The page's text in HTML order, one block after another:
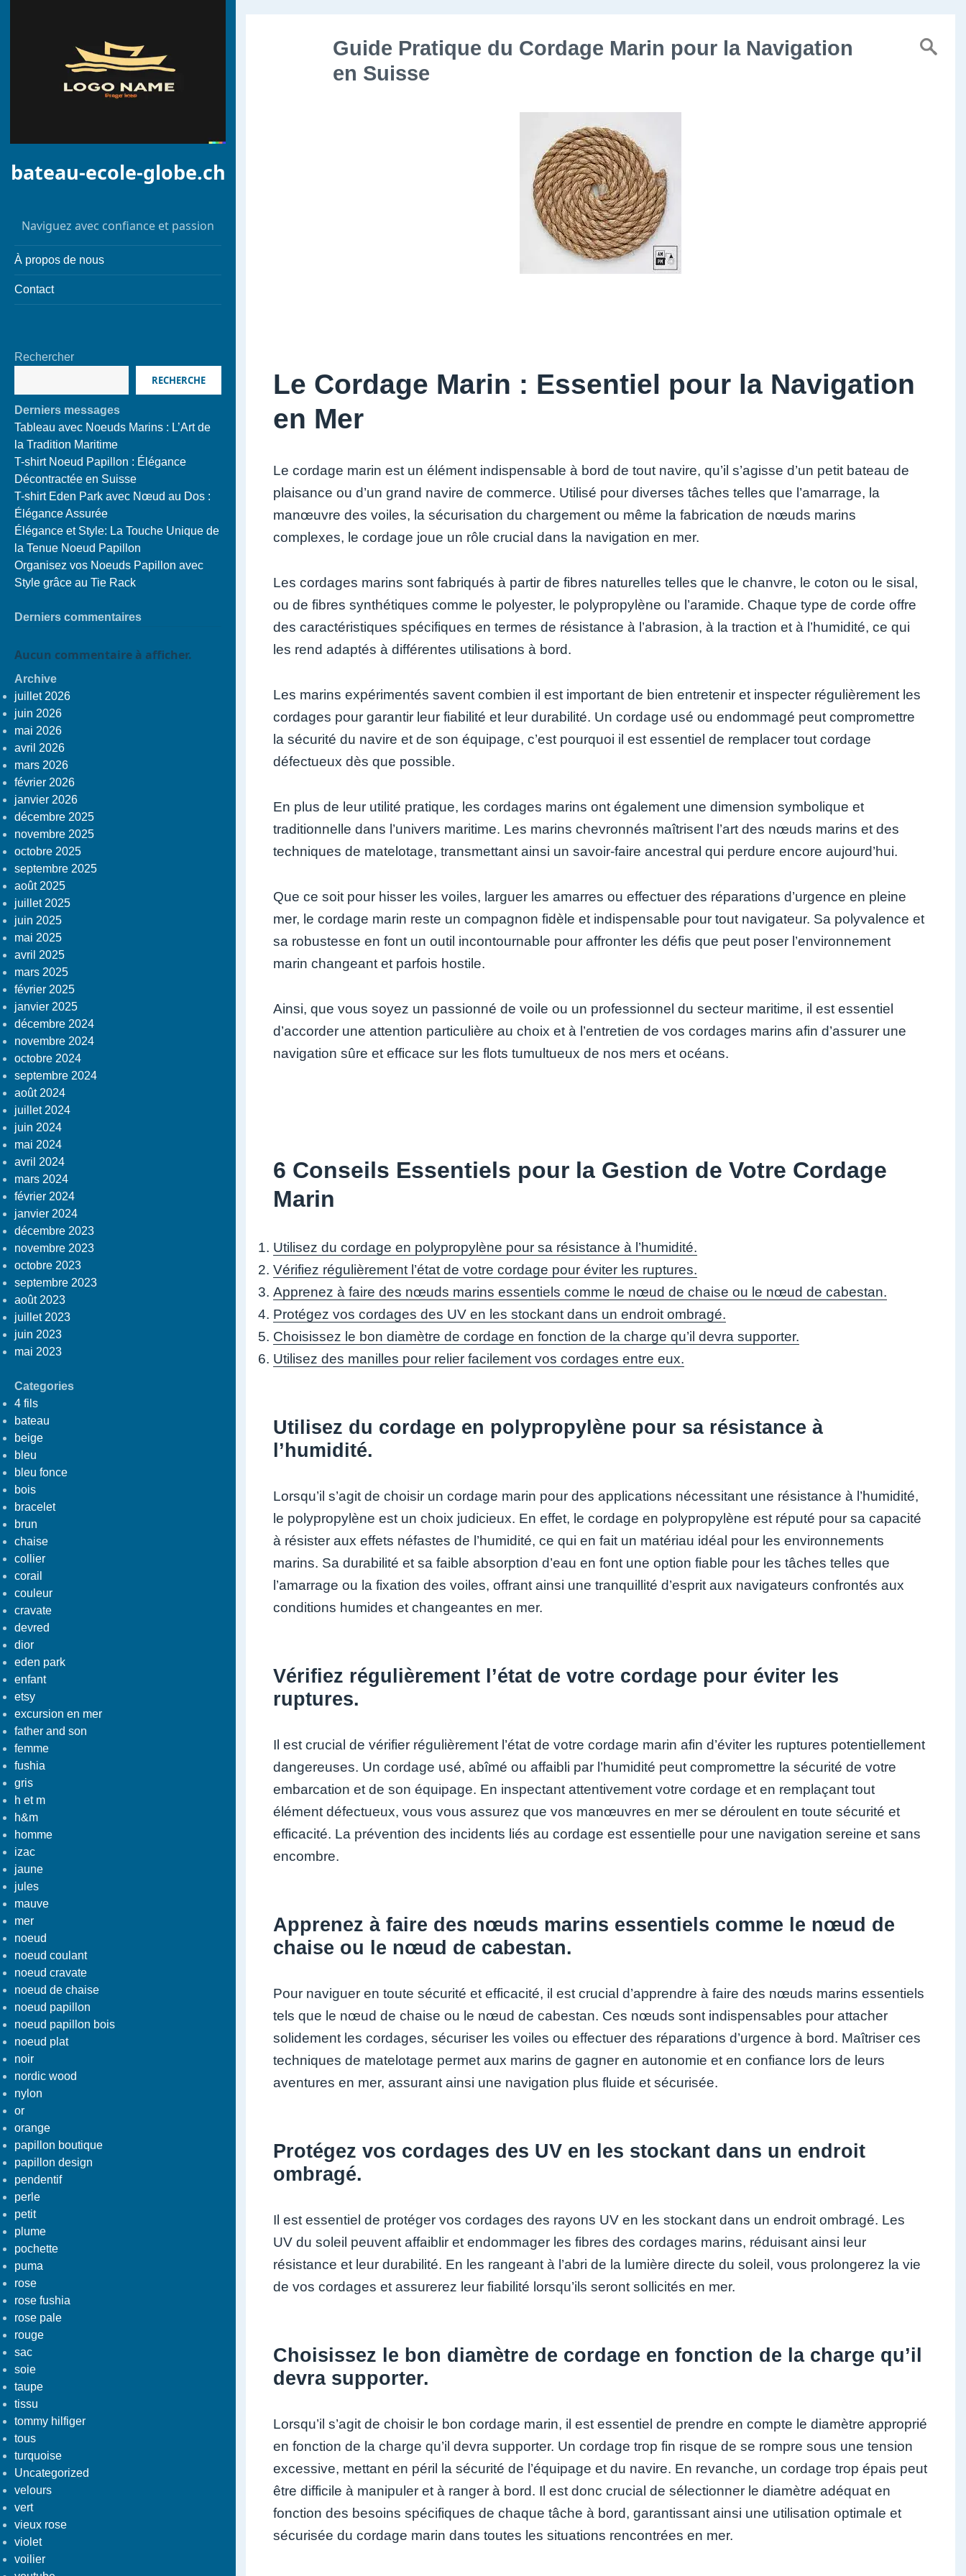
bateau-ecole-globe.ch
Naviguez avec confiance et passion
À propos de nous
Contact
Rechercher
RECHERCHE
Derniers messages
Tableau avec Noeuds Marins : L’Art de
la Tradition Maritime
T-shirt Noeud Papillon : Élégance
Décontractée en Suisse
T-shirt Eden Park avec Nœud au Dos :
Élégance Assurée
Élégance et Style: La Touche Unique de
la Tenue Noeud Papillon
Organisez vos Noeuds Papillon avec
Style grâce au Tie Rack
Derniers commentaires
Aucun commentaire à afficher.
Archive
juillet 2026
juin 2026
mai 2026
avril 2026
mars 2026
février 2026
janvier 2026
décembre 2025
novembre 2025
octobre 2025
septembre 2025
août 2025
juillet 2025
juin 2025
mai 2025
avril 2025
mars 2025
février 2025
janvier 2025
décembre 2024
novembre 2024
octobre 2024
septembre 2024
août 2024
juillet 2024
juin 2024
mai 2024
avril 2024
mars 2024
février 2024
janvier 2024
décembre 2023
novembre 2023
octobre 2023
septembre 2023
août 2023
juillet 2023
juin 2023
mai 2023
Categories
4 fils
bateau
beige
bleu
bleu fonce
bois
bracelet
brun
chaise
collier
corail
couleur
cravate
devred
dior
eden park
enfant
etsy
excursion en mer
father and son
femme
fushia
gris
h et m
h&m
homme
izac
jaune
jules
mauve
mer
noeud
noeud coulant
noeud cravate
noeud de chaise
noeud papillon
noeud papillon bois
noeud plat
noir
nordic wood
nylon
or
orange
papillon boutique
papillon design
pendentif
perle
petit
plume
pochette
puma
rose
rose fushia
rose pale
rouge
sac
soie
taupe
tissu
tommy hilfiger
tous
turquoise
Uncategorized
velours
vert
vieux rose
violet
voilier
Guide Pratique du Cordage Marin pour la Navigation
en Suisse
Le Cordage Marin : Essentiel pour la Navigation
en Mer
Le cordage marin est un élément indispensable à bord de tout navire, qu’il s’agisse d’un petit bateau de
plaisance ou d’un grand navire de commerce. Utilisé pour diverses tâches telles que l’amarrage, la
manœuvre des voiles, la sécurisation du chargement ou même la fabrication de nœuds marins
complexes, le cordage joue un rôle crucial dans la navigation en mer.
Les cordages marins sont fabriqués à partir de fibres naturelles telles que le chanvre, le coton ou le sisal,
ou de fibres synthétiques comme le polyester, le polypropylène ou l’aramide. Chaque type de corde offre
des caractéristiques spécifiques en termes de résistance à l’abrasion, à la traction et à l’humidité, ce qui
les rend adaptés à différentes utilisations à bord.
Les marins expérimentés savent combien il est important de bien entretenir et inspecter régulièrement les
cordages pour garantir leur fiabilité et leur durabilité. Un cordage usé ou endommagé peut compromettre
la sécurité du navire et de son équipage, c’est pourquoi il est essentiel de remplacer tout cordage
défectueux dès que possible.
En plus de leur utilité pratique, les cordages marins ont également une dimension symbolique et
traditionnelle dans l’univers maritime. Les marins chevronnés maîtrisent l’art des nœuds marins et des
techniques de matelotage, transmettant ainsi un savoir-faire ancestral qui perdure encore aujourd’hui.
Que ce soit pour hisser les voiles, larguer les amarres ou effectuer des réparations d’urgence en pleine
mer, le cordage marin reste un compagnon fidèle et indispensable pour tout navigateur. Sa polyvalence et
sa robustesse en font un outil incontournable pour affronter les défis que peut poser l’environnement
marin changeant et parfois hostile.
Ainsi, que vous soyez un passionné de voile ou un professionnel du secteur maritime, il est essentiel
d’accorder une attention particulière au choix et à l’entretien de vos cordages marins afin d’assurer une
navigation sûre et efficace sur les flots tumultueux de nos mers et océans.
6 Conseils Essentiels pour la Gestion de Votre Cordage
Marin
Utilisez du cordage en polypropylène pour sa résistance à l’humidité.
Vérifiez régulièrement l’état de votre cordage pour éviter les ruptures.
Apprenez à faire des nœuds marins essentiels comme le nœud de chaise ou le nœud de cabestan.
Protégez vos cordages des UV en les stockant dans un endroit ombragé.
Choisissez le bon diamètre de cordage en fonction de la charge qu’il devra supporter.
Utilisez des manilles pour relier facilement vos cordages entre eux.
Utilisez du cordage en polypropylène pour sa résistance à
l’humidité.
Lorsqu’il s’agit de choisir un cordage marin pour des applications nécessitant une résistance à l’humidité,
le polypropylène est un choix judicieux. En effet, le cordage en polypropylène est réputé pour sa capacité
à résister aux effets néfastes de l’humidité, ce qui en fait un matériau idéal pour les environnements
marins. Sa durabilité et sa faible absorption d’eau en font une option fiable pour les tâches telles que
l’amarrage ou la fixation des voiles, offrant ainsi une tranquillité d’esprit aux navigateurs confrontés aux
conditions humides et changeantes en mer.
Vérifiez régulièrement l’état de votre cordage pour éviter les
ruptures.
Il est crucial de vérifier régulièrement l’état de votre cordage marin afin d’éviter les ruptures potentiellement
dangereuses. Un cordage usé, abîmé ou affaibli par l’humidité peut compromettre la sécurité de votre
embarcation et de son équipage. En inspectant attentivement votre cordage et en remplaçant tout
élément défectueux, vous vous assurez que vos manœuvres en mer se déroulent en toute sécurité et
efficacité. La prévention des incidents liés au cordage est essentielle pour une navigation sereine et sans
encombre.
Apprenez à faire des nœuds marins essentiels comme le nœud de
chaise ou le nœud de cabestan.
Pour naviguer en toute sécurité et efficacité, il est crucial d’apprendre à faire des nœuds marins essentiels
tels que le nœud de chaise ou le nœud de cabestan. Ces nœuds sont indispensables pour attacher
solidement les cordages, sécuriser les voiles ou effectuer des réparations d’urgence à bord. Maîtriser ces
techniques de matelotage permet aux marins de gagner en autonomie et en confiance lors de leurs
aventures en mer, assurant ainsi une navigation plus fluide et sécurisée.
Protégez vos cordages des UV en les stockant dans un endroit
ombragé.
Il est essentiel de protéger vos cordages des rayons UV en les stockant dans un endroit ombragé. Les
UV du soleil peuvent affaiblir et endommager les fibres des cordages marins, réduisant ainsi leur
résistance et leur durabilité. En les rangeant à l’abri de la lumière directe du soleil, vous prolongerez la vie
de vos cordages et assurerez leur fiabilité lorsqu’ils seront sollicités en mer.
Choisissez le bon diamètre de cordage en fonction de la charge qu’il
devra supporter.
Lorsqu’il s’agit de choisir le bon cordage marin, il est essentiel de prendre en compte le diamètre approprié
en fonction de la charge qu’il devra supporter. Un cordage trop fin risque de se rompre sous une tension
excessive, mettant en péril la sécurité de l’équipage et du navire. En revanche, un cordage trop épais peut
être difficile à manipuler et à ranger à bord. Il est donc crucial de sélectionner le diamètre adéquat en
fonction des besoins spécifiques de chaque tâche à bord, garantissant ainsi une utilisation optimale et
sécurisée du cordage marin dans toutes les situations rencontrées en mer.